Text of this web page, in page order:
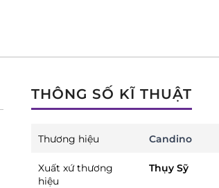
THÔNG SỐ KĨ THUẬT
Thương hiệu Candino
Xuất xứ thương
hiệu
Thụy Sỹ